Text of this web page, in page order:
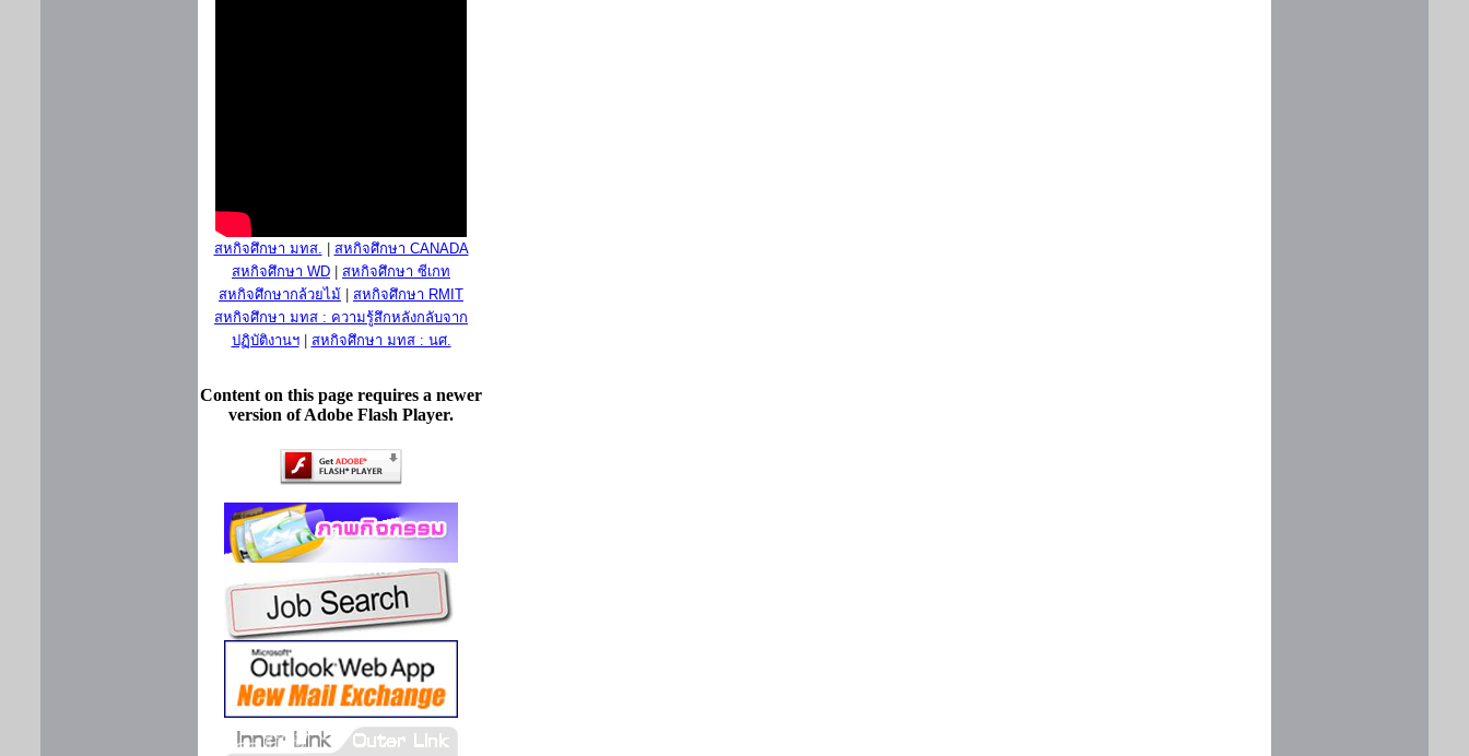
สหกิจศึกษา มทส.
สหกิจศึกษา CANADA
สหกิจศึกษา WD
สหกิจศึกษา ซีเกท
สหกิจศึกษากล้วยไม้
สหกิจศึกษา RMIT
สหกิจศึกษา มทส : ความรู้สึกหลังกลับจาก
ปฏิบัติงานฯ| สหกิจศึกษา มทส : นศ.
Content on this page requires a newer
version of Adobe Flash Player.